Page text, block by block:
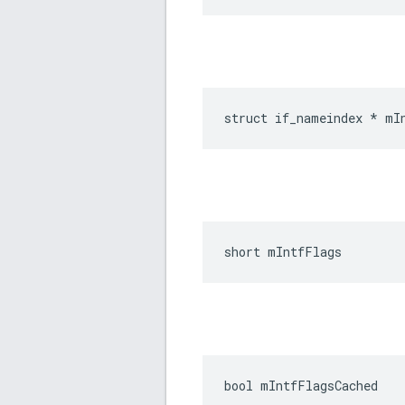
struct if_nameindex *
short mIntfFlags
bool mIntfFlagsCached